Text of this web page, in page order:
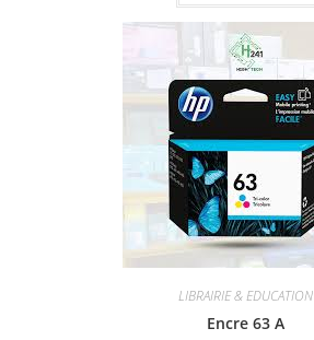
LIBRAIRIE & EDUCATION
Encre 63 A